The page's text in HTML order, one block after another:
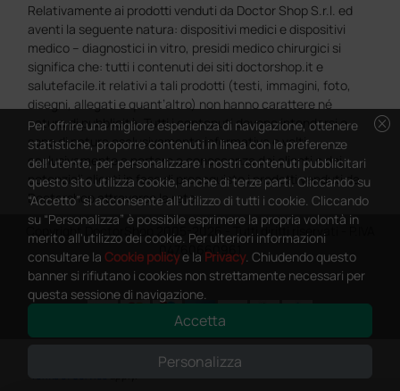
Relativamente ai prodotti venduti da Doctor Shop S.r.l. ed
aventi la seguente natura: dispositivi medici e dispositivi
medico – diagnostici in vitro, presidi medico chirurgici si
significa che: tutti i contenuti dei siti doctorshop.it e
salutefacile.it relativi a tali prodotti (testi, immagini, foto,
disegni, allegati e quant’altro) non hanno carattere né
natura di pubblicità. Tutti i contenuti devono intendersi e
sono di natura esclusivamente informativa e volti
esclusivamente a portare a conoscenza dei clienti e dei
potenziali clienti in fase di preacquisto i prodotti venduti da
Doctorshop attraverso la rete.
Copyright DoctorShop 2005-2026 - Tutti diritti riservati - P.IVA
04760660961
This site is protected by reCAPTCHA and the Google
cancel
Per offrire una migliore esperienza di navigazione, ottenere
statistiche, proporre contenuti in linea con le preferenze
dell'utente, per personalizzare i nostri contenuti pubblicitari
questo sito utilizza cookie, anche di terze parti. Cliccando su
“Accetto” si acconsente all'utilizzo di tutti i cookie. Cliccando
su “Personalizza” è possibile esprimere la propria volontà in
merito all'utilizzo dei cookie. Per ulteriori informazioni
consultare la Cookie policye la Privacy. Chiudendo questo
banner si rifiutano i cookies non strettamente necessari per
questa sessione di navigazione.
Accetta
Personalizza